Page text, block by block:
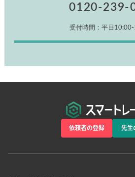
0120-239-
受付時間：平日
依頼者の登録 先生